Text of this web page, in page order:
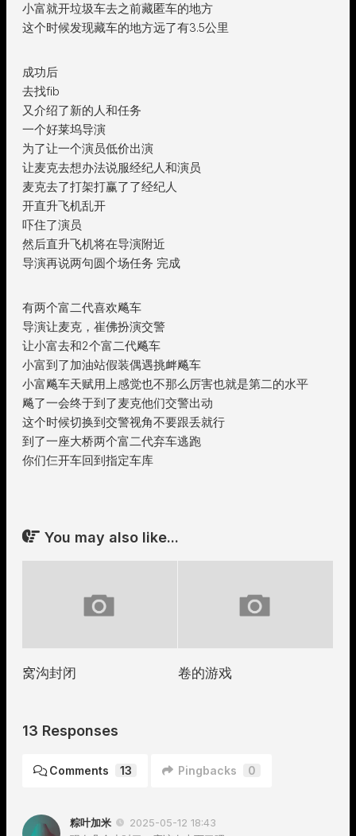
小富就开垃圾车去之前藏匿车的地方
这个时候发现藏车的地方远了有3.5公里
成功后
去找fib
又介绍了新的人和任务
一个好莱坞导演
为了让一个演员低价出演
让麦克去想办法说服经纪人和演员
麦克去了打架打赢了了经纪人
开直升飞机乱开
吓住了演员
然后直升飞机将在导演附近
导演再说两句圆个场任务 完成
有两个富二代喜欢飚车
导演让麦克，崔佛扮演交警
让小富去和2个富二代飚车
小富到了加油站假装偶遇挑衅飚车
小富飚车天赋用上感觉也不那么厉害也就是第二的水平
飚了一会终于到了麦克他们交警出动
这个时候切换到交警视角不要跟丢就行
到了一座大桥两个富二代弃车逃跑
你们仨开车回到指定车库
You may also like...
窝沟封闭 卷的游戏
13 Responses
Comments 13 Pingbacks 0
粽叶加米
2025-05-12 18:43